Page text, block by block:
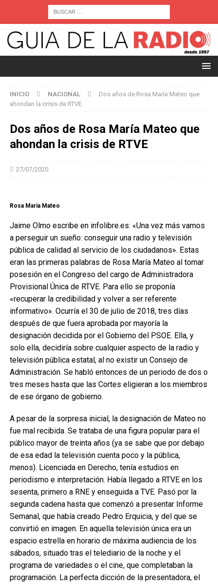
INICIO NACIONAL
Dos años de Rosa María Mateo que
ahondan la crisis de RTVE
Dos años de Rosa María Mateo que
ahondan la crisis de RTVE
27/07/2020
Rosa Maria Mateo
Jaime Olmo escribe en infolibre.es: «Una vez más vamos
a perseguir un sueño: conseguir una radio y televisión
pública de calidad al servicio de los ciudadanos». Estas
eran las primeras palabras de Rosa María Mateo al tomar
posesión en el Congreso del cargo de Administradora
Provisional Única de RTVE. Para ello se proponía
«recuperar la credibilidad y volver a ser referente
informativo». Ocurría el 30 de julio de 2018, tres días
después de que fuera aprobada por mayoría la
designación decidida por el Gobierno del PSOE. Ella, y
solo ella, decidiría sobre cualquier aspecto de la radio y
televisión pública estatal, al no existir un Consejo de
Administración. Se habló entonces de un periodo de dos o
tres meses hasta que las Cortes eligieran a los miembros
de ese órgano de gobierno.
A pesar de la sorpresa inicial, la designación de Mateo no
fue mal recibida. Se trataba de una figura popular para el
público mayor de treinta años (ya se sabe que por debajo
de esa edad la televisión cuenta poco y la pública,
menos). Licenciada en Derecho, tenía estudios en
periodismo e interpretación. Había llegado a RTVE en los
sesenta, primero a RNE y enseguida a TVE. Pasó por la
segunda cadena hasta que comenzó a presentar Informe
Semanal, que había creado Pedro Erquicia, y del que se
convirtió en imagen. En aquella televisión única era un
espacio estrella en horario de máxima audiencia de los
sábados, situado tras el telediario de la noche y el
programa de variedades o el cine, que completaban la
programación. La perfecta dicción de la presentadora, el